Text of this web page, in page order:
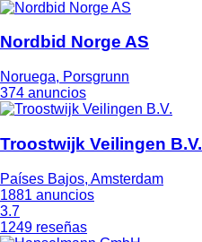
Nordbid Norge AS
Noruega, Porsgrunn
374 anuncios
Troostwijk Veilingen B.V.
Países Bajos, Amsterdam
1881 anuncios
3.7
1249 reseñas